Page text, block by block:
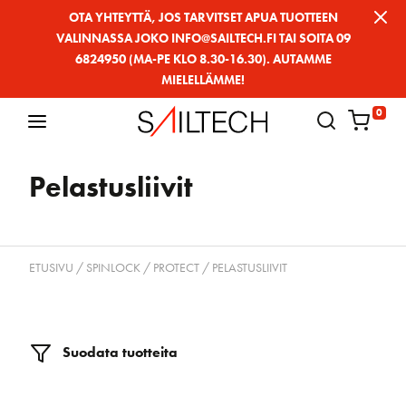
OTA YHTEYTTÄ, JOS TARVITSET APUA TUOTTEEN
VALINNASSA JOKO INFO@SAILTECH.FI TAI SOITA 09
6824950 (MA-PE KLO 8.30-16.30). AUTAMME
MIELELLÄMME!
0
Pelastusliivit
ETUSIVU / SPINLOCK / PROTECT / PELASTUSLIIVIT
Suodata tuotteita